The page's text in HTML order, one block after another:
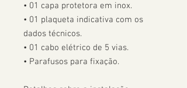
• 01 capa protetora em inox.
• 01 plaqueta indicativa com os
dados técnicos.
• 01 cabo elétrico de 5 vias.
• Parafusos para fixação.